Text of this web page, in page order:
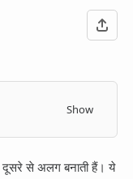
Show
से अलग बनाती हैं। ये